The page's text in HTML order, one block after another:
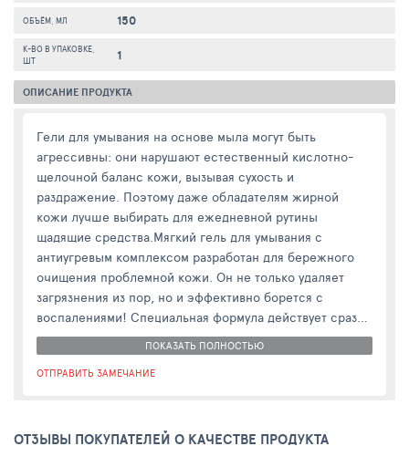
ОБЪЁМ, МЛ 150
К-ВО В УПАКОВКЕ,
ШТ
1
ОПИСАНИЕ ПРОДУКТА
Гели для умывания на основе мыла могут быть
агрессивны: они нарушают естественный кислотно-
щелочной баланс кожи, вызывая сухость и
раздражение. Поэтому даже обладателям жирной
кожи лучше выбирать для ежедневной рутины
щадящие средства.Мягкий гель для умывания с
антиугревым комплексом разработан для бережного
очищения проблемной кожи. Он не только удаляет
загрязнения из пор, но и эффективно борется с
воспалениями! Специальная формула действует сразу в
нескольких направлениях.Никакой стянутости после
умывания, только ощущение свежести и чистоты!
ПОКАЗАТЬ ПОЛНОСТЬЮ
ОТПРАВИТЬ ЗАМЕЧАНИЕ
ОТЗЫВЫ ПОКУПАТЕЛЕЙ О КАЧЕСТВЕ ПРОДУКТА